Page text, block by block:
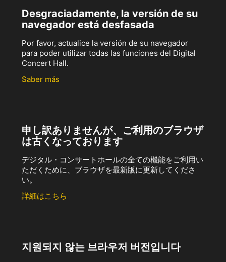
Desgraciadamente, la versión de su
navegador está desfasada
Por favor, actualice la versión de su navegador
para poder utilizar todas las funciones del Digital
Concert Hall.
Saber más
申し訳ありませんが、ご利用のブラウザ
は古くなっております
デジタル・コンサートホールの全ての機能をご利用い
ただくために、ブラウザを最新版に更新してくださ
い。
詳細はこちら
지원되지 않는 브라우저 버전입니다